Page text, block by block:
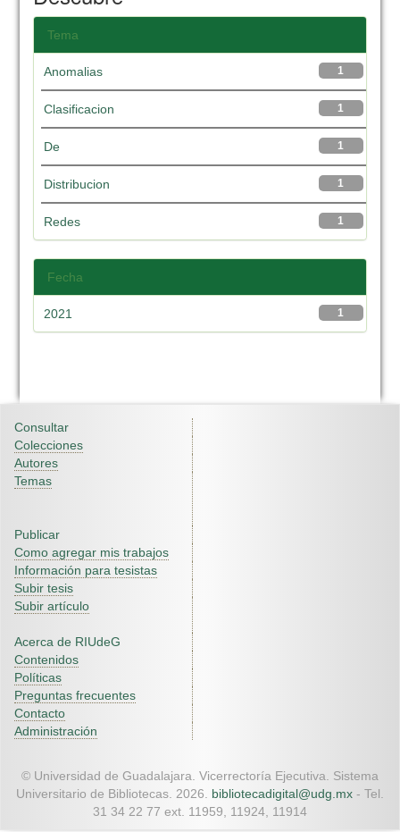
Tema
1
Anomalias
1
Clasificacion
1
De
1
Distribucion
1
Redes
Fecha
1
2021
Consultar
Colecciones
Autores
Temas
Publicar
Como agregar mis trabajos
Información para tesistas
Subir tesis
Subir artículo
Acerca de RIUdeG
Contenidos
Políticas
Preguntas frecuentes
Contacto
Administración
© Universidad de Guadalajara. Vicerrectoría Ejecutiva. Sistema
Universitario de Bibliotecas. 2026. bibliotecadigital@udg.mx - Tel.
31 34 22 77 ext. 11959, 11924, 11914